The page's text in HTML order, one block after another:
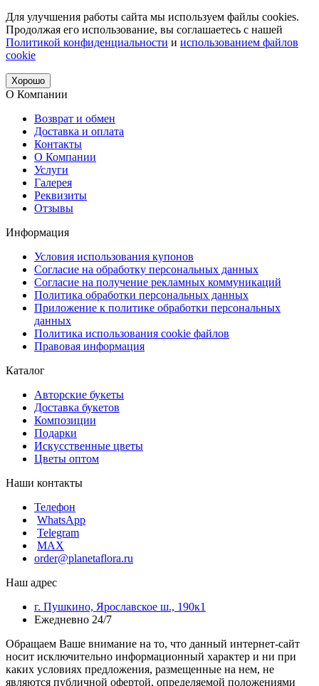
Для улучшения работы сайта мы используем файлы cookies.
Продолжая его использование, вы соглашаетесь с нашей
Политикой конфиденциальности и использованием файлов
cookie
Хорошо
О Компании
Возврат и обмен
Доставка и оплата
Контакты
О Компании
Услуги
Галерея
Реквизиты
Отзывы
Информация
Условия использования купонов
Согласие на обработку персональных данных
Согласие на получение рекламных коммуникаций
Политика обработки персональных данных
Приложение к политике обработки персональных
данных
Политика использования cookie файлов
Правовая информация
Каталог
Авторские букеты
Доставка букетов
Композиции
Подарки
Искусственные цветы
Цветы оптом
Наши контакты
Телефон
WhatsApp
Telegram
MAX
order@planetaflora.ru
Наш адрес
г. Пушкино, Ярославское ш., 190к1
Ежедневно 24/7
Обращаем Ваше внимание на то, что данный интернет-сайт
носит исключительно информационный характер и ни при
каких условиях предложения, размещенные на нем, не
являются публичной офертой, определяемой положениями